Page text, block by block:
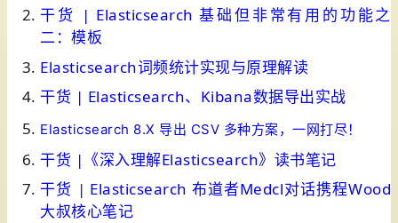
干货 | Elasticsearch 基础但非常有用的功能之
二：模板
Elasticsearch词频统计实现与原理解读
干货 | Elasticsearch、Kibana数据导出实战
Elasticsearch 8.X 导出 CSV 多种方案，一网打尽！
干货 |《深入理解Elasticsearch》读书笔记
干货 | Elasticsearch 布道者Medcl对话携程Wood
大叔核心笔记